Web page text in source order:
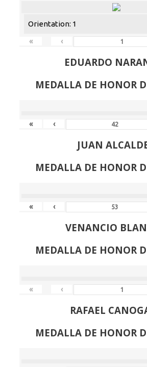
Orientation: 1
«
‹
EDUARDO
MEDALLA DE HONOR
« ‹
JUAN
MEDALLA DE HONOR
« ‹
VENANCIO
MEDALLA DE HONOR
« ‹
RAFAEL
MEDALLA DE HONOR